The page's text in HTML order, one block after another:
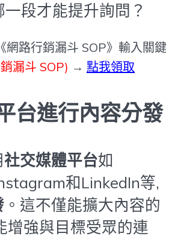
一段才能提升詢問？
網路行銷漏斗 SOP》輸入關鍵
漏斗 SOP) → 點我領取
台進行內容分發
社交媒體平台如
和LinkedIn等,
。這不僅能擴大內容的
增強與目標受眾的連